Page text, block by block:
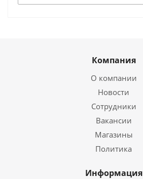
Компания
О компании
Новости
Сотрудники
Вакансии
Магазины
Политика
Информация